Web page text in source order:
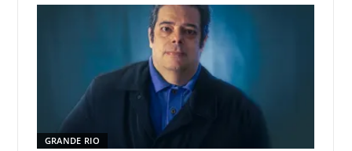
GRANDE RIO